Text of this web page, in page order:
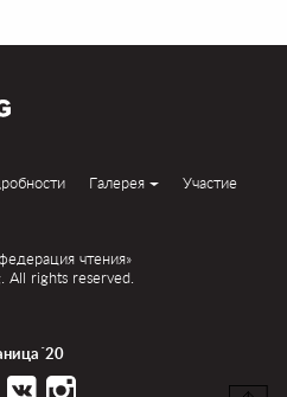
Галерея
Участие
чтения»
rights reserved.